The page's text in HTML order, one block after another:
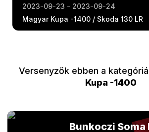
2023-09-23 - 2023-09-24
Magyar Kupa -1400 / Skoda 130 LR
Versenyzők ebben a
Kupa -1400
Bunkoczi Soma